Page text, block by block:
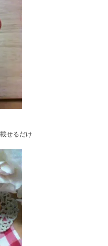
せるだけ